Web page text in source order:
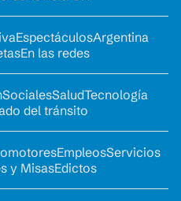
EspectáculosArgentina
En las redes
SocialesSaludTecnología
del tránsito
EmpleosServicios
y MisasEdictos